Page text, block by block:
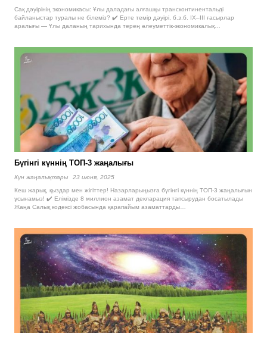
Сақ дәуірінің экономикасы: Ұлы даладағы алғашқы трансконтинентальді
байланыстар туралы не білеміз? ✔️ Ерте темір дәуірі, б.з.б. IX–III ғасырлар
аралығы — Ұлы даланың тарихында терең әлеуметтік-экономикалық…
Бүгінгі күннің ТОП-3 жаңалығы
Күн жаңалықтары
23 июня, 2025
Кеш жарық, қыздар мен жігіттер! Назарларыңызға бүгінгі күннің ТОП-3 жаңалығын
ұсынамыз! ✔️ Елімізде 8 миллион азамат декларация тапсырудан босатылады
Жаңа Салық кодексі жобасында қарапайым азаматтарды…